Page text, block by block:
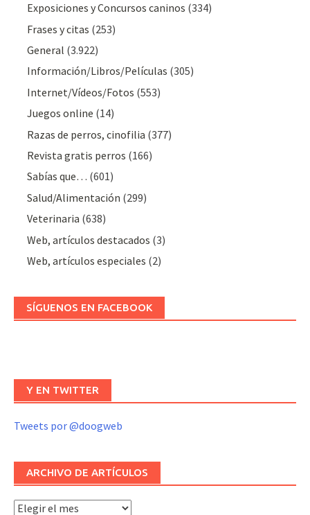
Exposiciones y Concursos caninos (334)
Frases y citas (253)
General (3.922)
Información/Libros/Películas (305)
Internet/Vídeos/Fotos (553)
Juegos online (14)
Razas de perros, cinofilia (377)
Revista gratis perros (166)
Sabías que… (601)
Salud/Alimentación (299)
Veterinaria (638)
Web, artículos destacados (3)
Web, artículos especiales (2)
SÍGUENOS EN FACEBOOK
Y EN TWITTER
Tweets por @doogweb
ARCHIVO DE ARTÍCULOS
Archivo